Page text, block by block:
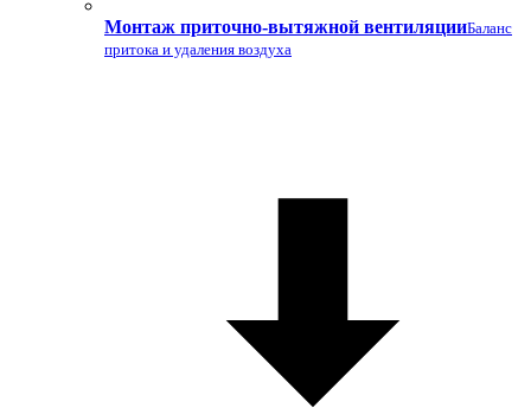
Монтаж приточно-вытяжной вентиляцииБаланс
притока и удаления воздуха